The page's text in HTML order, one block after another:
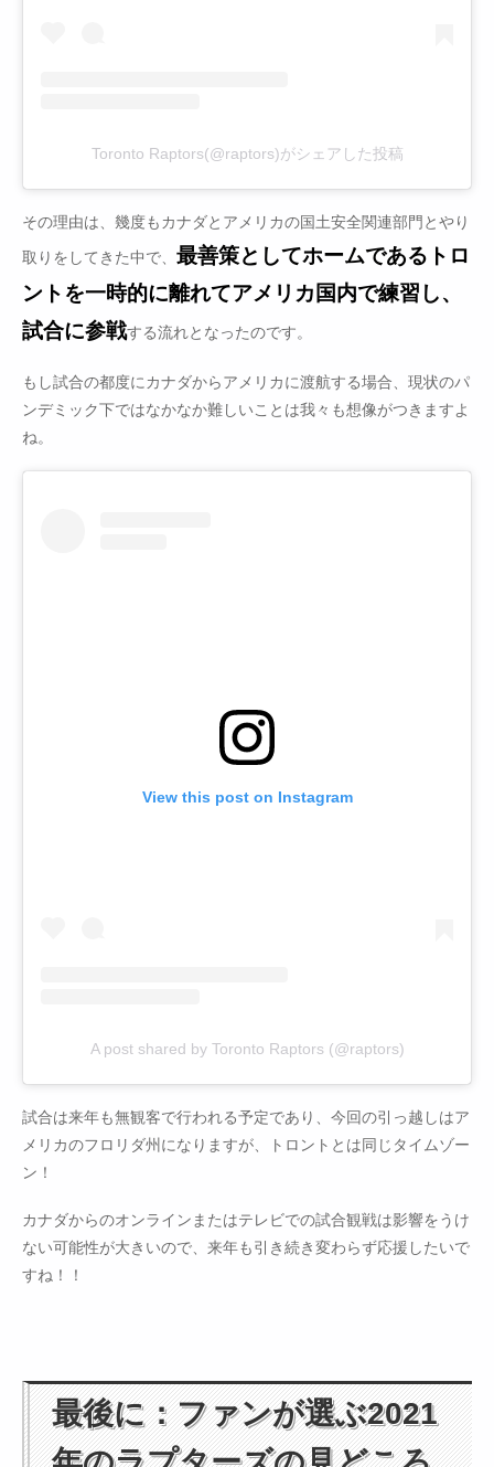
Toronto Raptors(@raptors)がシェアした投稿
その理由は、幾度もカナダとアメリカの国土安全関連部門とやり
取りをしてきた中で、 最善策としてホームであるトロ
ントを一時的に離れてアメリカ国内で練習し、
試合に参戦する流れとなったのです。
もし試合の都度にカナダからアメリカに渡航する場合、現状のパ
ンデミック下ではなかなか難しいことは我々も想像がつきますよ
ね。
View this post on Instagram
A post shared by Toronto Raptors (@raptors)
試合は来年も無観客で行われる予定であり、今回の引っ越しはア
メリカのフロリダ州になりますが、トロントとは同じタイムゾー
ン！
カナダからのオンラインまたはテレビでの試合観戦は影響をうけ
ない可能性が大きいので、来年も引き続き変わらず応援したいで
すね！！
最後に：ファンが選ぶ2021